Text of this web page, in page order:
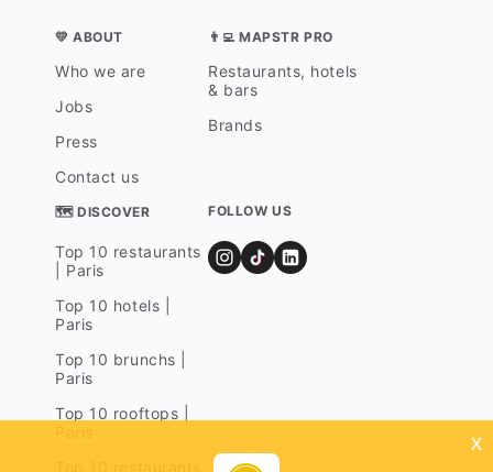
💛 ABOUT
Who we are
Jobs
Press
Contact us
👨‍💻 MAPSTR PRO
Restaurants, hotels
& bars
Brands
🗺 DISCOVER
Top 10 restaurants
| Paris
Top 10 hotels |
Paris
Top 10 brunchs |
Paris
Top 10 rooftops |
FOLLOW US
x